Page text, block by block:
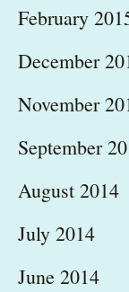
February
December
November
September
August 2014
July 2014
June 2014